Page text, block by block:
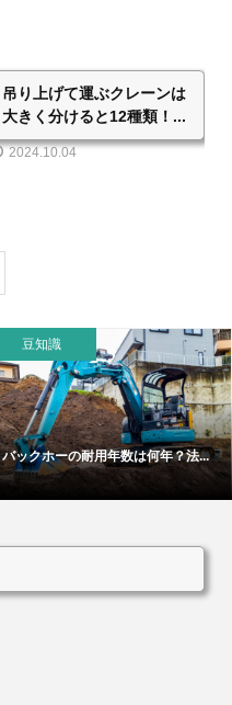
吊り上げて運ぶクレーンは
大きく分けると12種類！...
2024.10.04
豆知識
バックホーの耐用年数は何年？法...